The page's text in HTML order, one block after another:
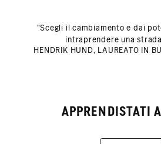
"Scegli il cambiamento e dai
intraprendere una
HENDRIK HUND, LAUREATO IN
APPRENDISTATI